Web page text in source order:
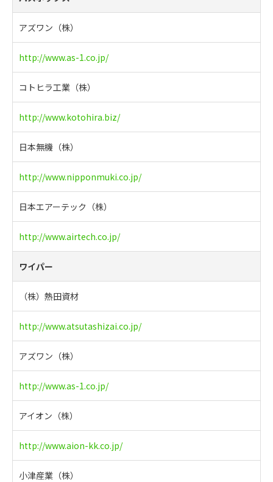
アズワン（株）
http://www.as-1.co.jp/
コトヒラ工業（株）
http://www.kotohira.biz/
日本無機（株）
http://www.nipponmuki.co.jp/
日本エアーテック（株）
http://www.airtech.co.jp/
ワイパー
（株）熱田資材
http://www.atsutashizai.co.jp/
アズワン（株）
http://www.as-1.co.jp/
アイオン（株）
http://www.aion-kk.co.jp/
小津産業（株）